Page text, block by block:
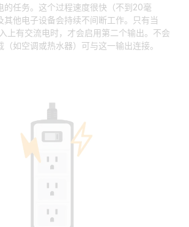
的任务。这个过程速度很快（不到 20毫
其他电子设备会持续不间断工作。只有当
上有交流电时，才会启用第二个输出。不会
如空调或热水器）可与这一输出连接。